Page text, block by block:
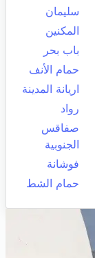
سليمان
المكنين
باب بحر
حمام الأنف
اريانة المدينة
رواد
صفاقس
الجنوبية
فوشانة
حمام الشط